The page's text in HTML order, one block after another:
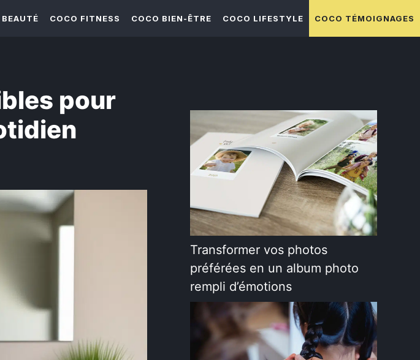
COCO FITNESS COCO BIEN-ÊTRE COCO LIFESTYLE COCO TÉMOIGNAGES
pour
Transformer vos photos
préférées en un album photo
rempli d’émotions